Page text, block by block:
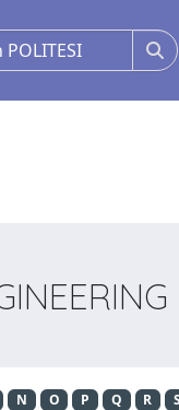
N O P Q R S